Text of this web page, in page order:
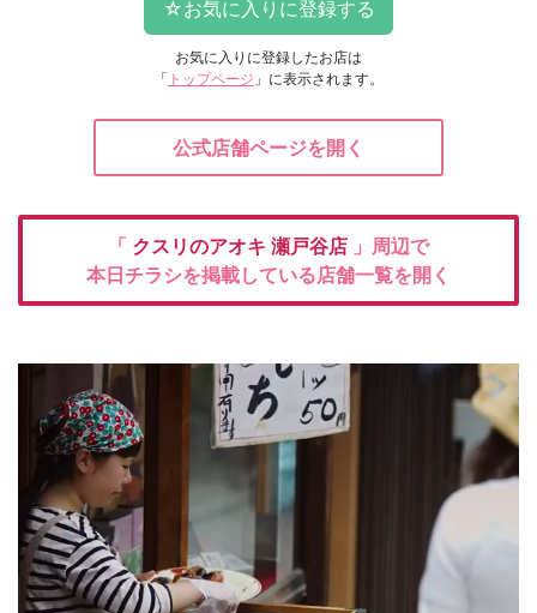
お気に入りに登録したお店は
「 トップページ 」に表示されます。
公式店舗ページを開く
「 クスリのアオキ 瀬戸谷店 」周辺で
本日チラシを掲載している店舗一覧を開く